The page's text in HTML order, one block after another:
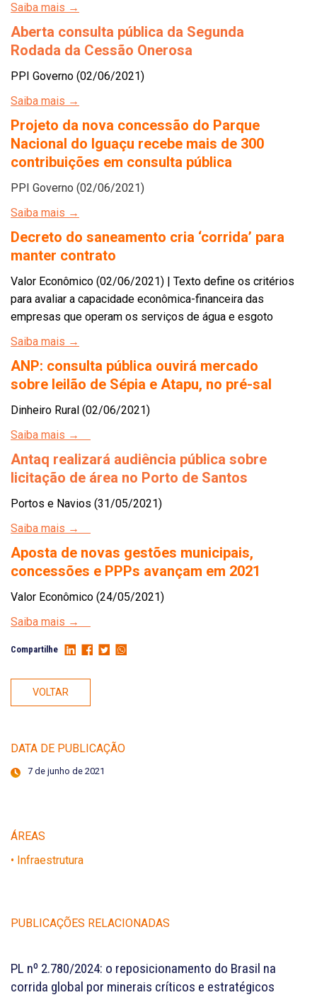
Saiba mais →
Aberta consulta pública da Segunda
Rodada da Cessão Onerosa
PPI Governo (02/06/2021)
Saiba mais →
Projeto da nova concessão do Parque
Nacional do Iguaçu recebe mais de 300
contribuições em consulta pública
PPI Governo (02/06/2021)
Saiba mais →
Decreto do saneamento cria ‘corrida’ para
manter contrato
Valor Econômico (02/06/2021) | Texto define os critérios
para avaliar a capacidade econômica-financeira das
empresas que operam os serviços de água e esgoto
Saiba mais →
ANP: consulta pública ouvirá mercado
sobre leilão de Sépia e Atapu, no pré-sal
Dinheiro Rural (02/06/2021)
Saiba mais →
Antaq realizará audiência pública sobre
licitação de área no Porto de Santos
Portos e Navios (31/05/2021)
Saiba mais →
Aposta de novas gestões municipais,
concessões e PPPs avançam em 2021
Valor Econômico (24/05/2021)
Saiba mais →
Compartilhe
VOLTAR
DATA DE PUBLICAÇÃO
7 de junho de 2021
ÁREAS
• Infraestrutura
PUBLICAÇÕES RELACIONADAS
PL nº 2.780/2024: o reposicionamento do Brasil na
corrida global por minerais críticos e estratégicos